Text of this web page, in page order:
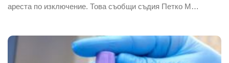
ареста по изключение. Това съобщи съдия Петко М…